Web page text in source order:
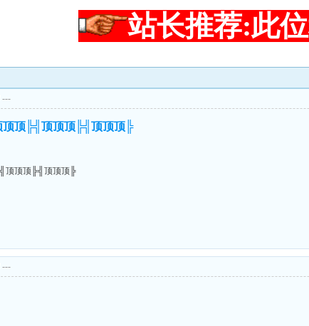
站长推荐:此
---
顶╠╣顶顶顶╠╣顶顶顶╠
顶顶顶╠╣顶顶顶╠
---